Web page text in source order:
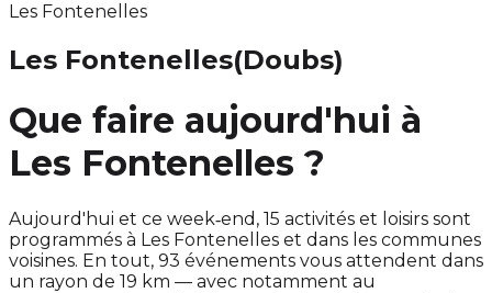
Les Fontenelles
Les Fontenelles(Doubs)
Que faire aujourd'hui à
Les Fontenelles ?
Aujourd'hui et ce week‑end, 15 activités et loisirs sont
programmés à Les Fontenelles et dans les communes
voisines. En tout, 93 événements vous attendent dans
un rayon de 19 km — avec notamment au